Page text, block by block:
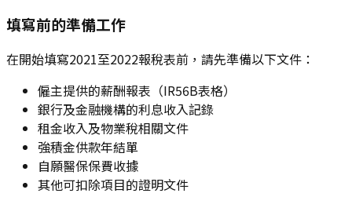
填寫前的準備工作
在開始填寫2021至2022報稅表前，請先準備以下文件：
僱主提供的薪酬報表（IR56B表格）
銀行及金融機構的利息收入記錄
租金收入及物業稅相關文件
強積金供款年結單
自願醫保保費收據
其他可扣除項目的證明文件